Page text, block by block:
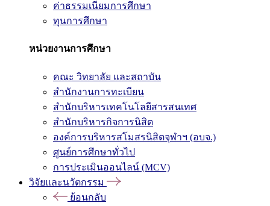
ค่าธรรมเนียมการศึกษา
ทุนการศึกษา
หน่วยงานการศึกษา
คณะ วิทยาลัย และสถาบัน
สำนักงานการทะเบียน
สำนักบริหารเทคโนโลยีสารสนเทศ
สำนักบริหารกิจการนิสิต
องค์การบริหารสโมสรนิสิตจุฬาฯ (อบจ.)
ศูนย์การศึกษาทั่วไป
การประเมินออนไลน์ (MCV)
วิจัยและนวัตกรรม
ย้อนกลับ